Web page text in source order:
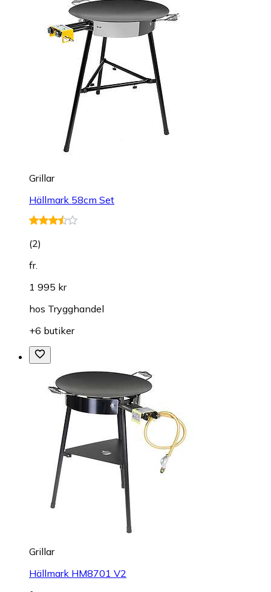
Grillar
Hällmark 58cm Set
(2)
fr.
1 995 kr
hos Trygghandel
+6 butiker
Grillar
Hällmark HM8701 V2